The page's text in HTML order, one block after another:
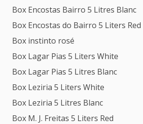
Box Encostas Bairro 5 Litres Blanc
Box Encostas do Bairro 5 Liters Red
Box instinto rosé
Box Lagar Pias 5 Liters White
Box Lagar Pias 5 Litres Blanc
Box Leziria 5 Liters White
Box Leziria 5 Litres Blanc
Box M. J. Freitas 5 Liters Red